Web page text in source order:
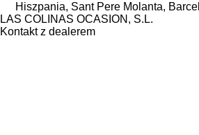
Hiszpania, Sant Pere Molanta,
LAS COLINAS OCASION, S.L.
Kontakt z dealerem